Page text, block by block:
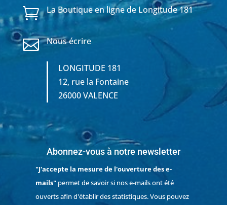
 La Boutique en ligne de Longitude 181
 Nous écrire
LONGITUDE 181
12, rue la Fontaine
26000 VALENCE
Abonnez-vous à notre newsletter
"J'accepte la mesure de l'ouverture des e-
mails"permet de savoir si nos e-mails ont été
ouverts afin d'établir des statistiques. Vous pouvez